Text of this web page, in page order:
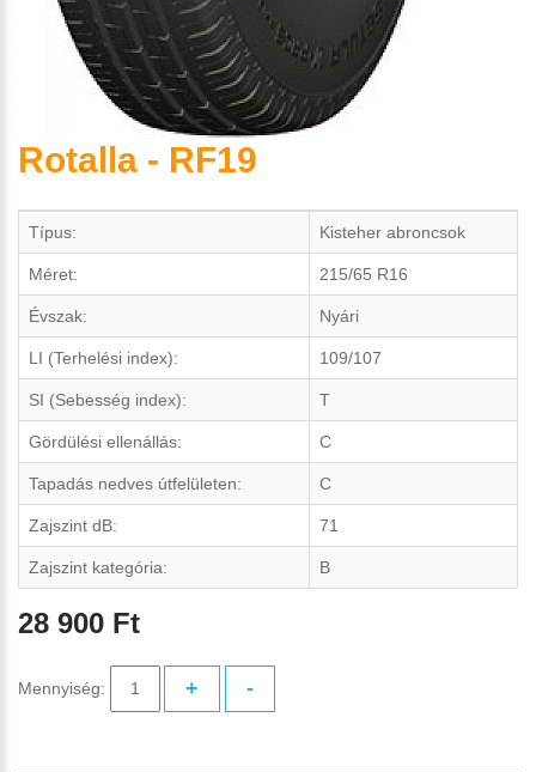
Rotalla - RF19
Típus: Kisteher abroncsok
Méret: 215/65 R16
Évszak: Nyári
LI (Terhelési index): 109/107
SI (Sebesség index): T
Gördülési ellenállás: C
Tapadás nedves útfelületen: C
Zajszint dB: 71
Zajszint kategória: B
28 900 Ft
Mennyiség: + -